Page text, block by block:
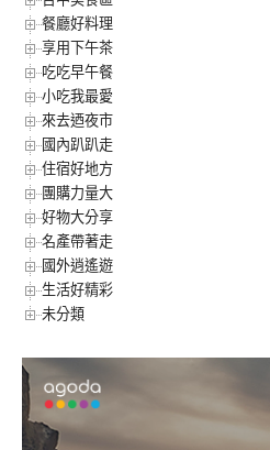
餐廳好料理
享用下午茶
吃吃早午餐
小吃我最愛
來去迺夜市
國內趴趴走
住宿好地方
團購力量大
好物大分享
名產帶著走
國外逍遙遊
生活好精彩
未分類